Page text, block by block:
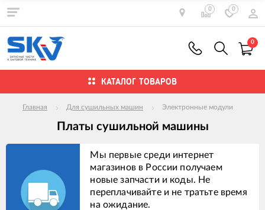
0 0
0
КАТАЛОГ ТОВАРОВ
Главная Для сушильных машин Электронные модули
Платы сушильной машины
Мы первые среди интернет
магазинов в России получаем
новые запчасти и коды. Не
переплачивайте и не тратьте время
на ожидание.